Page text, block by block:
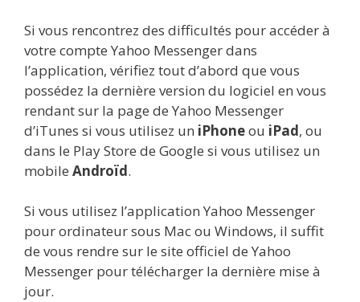
Si vous rencontrez des difficultés pour accéder à
votre compte Yahoo Messenger dans
l’application, vérifiez tout d’abord que vous
possédez la dernière version du logiciel en vous
rendant sur la page de Yahoo Messenger
d’iTunes si vous utilisez un iPhoneou iPad, ou
dans le Play Store de Google si vous utilisez un
mobile Androïd.
Si vous utilisez l’application Yahoo Messenger
pour ordinateur sous Mac ou Windows, il suffit
de vous rendre sur le site officiel de Yahoo
Messenger pour télécharger la dernière mise à
jour.